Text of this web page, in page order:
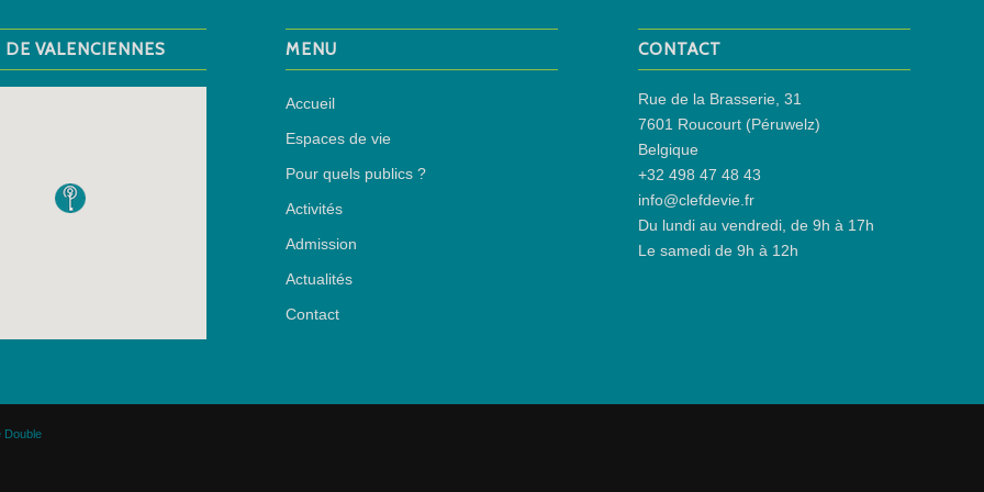
VALENCIENNES MENU
Accueil
Espaces de vie
Pour quels publics ?
Activités
Admission
Actualités
Contact
CONTACT
Rue de la Brasserie, 31
7601 Roucourt (Péruwelz)
Belgique
+32 498 47 48 43
info@clefdevie.fr
Du lundi au vendredi, de 9h à 17h
Le samedi de 9h à 12h
Double